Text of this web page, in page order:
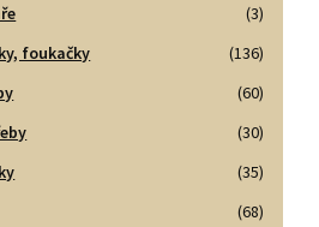
(3)
foukačky
(136)
(60)
(30)
(35)
(68)